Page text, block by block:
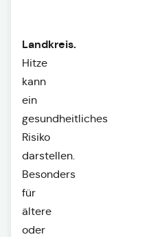
Landkreis.
Hitze
kann
ein
gesundheitliches
Risiko
darstellen.
Besonders
für
ältere
oder